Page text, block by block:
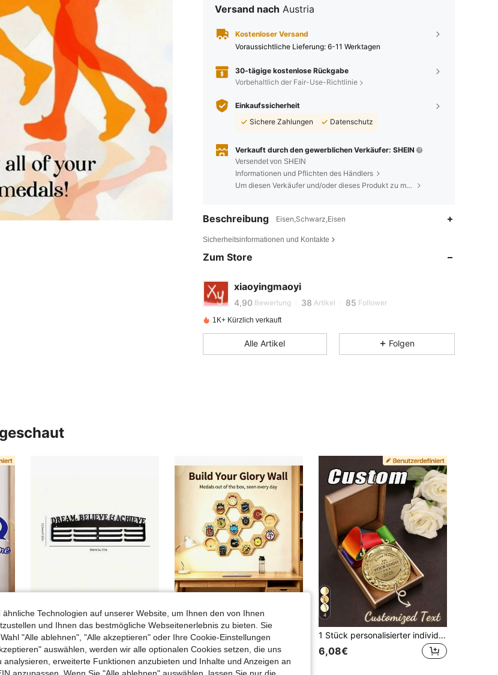
Versand nach Austria
Kostenloser Versand
Voraussichtliche Lieferung: 6-11 Werktagen
30-tägige kostenlose Rückgabe
Vorbehaltlich der Fair-Use-Richtlinie
Einkaufssicherheit
Sichere Zahlungen
Datenschutz
Verkauft durch den gewerblichen Verkäufer: SHEIN
Versendet von SHEIN
Informationen und Pflichten des Händlers
Um diesen Verkäufer und/oder dieses Produkt zu melden
Beschreibung Eisen,Schwarz,Eisen
Sicherheitsinformationen und Kontakte
Zum Store
xiaoyingmaoyi
t***kist am Durchsuchen
4,90 Bewertung 38 Artikel 85 Follower
4,90
4,90 38 85
4,90 38
4,90 38 85
1K+ Kürzlich verkauft
Alle Artikel Folgen
15-Haken Turnen Medaillen-Ausstellungsständer Metall Wandmontage Medaillenhalter und Trophäenregal Display personalisierter Sportwettbewerb Auszeichnungshalter Athleten Geburtstagsgeschenk -5% 1 Stück Medaillen Aufbewahrungsständer, Metall wandmontiert, hält bis zu 60 Medaillen, schwarz, multifunktionale Haken
8 übrig
7,90€ 8,39€
5,58€
4
1 Stück personalisierter individueller Metallanhänger, Medaille mit Weizenähren-Rand, Zinklegierung, Wettbewerbsmedaille, Sportveranstaltung Marathon Ehren-Gedenkmedaille, kann als Ermutigungsgeschenk verwendet werden (wir verwenden Lasergravur, bitte wählen Sie eine dickere Schriftart)
6,08€
Technologien auf unserer Website, um Ihnen den von Ihnen
und Ihnen das bestmögliche Webseitenerlebnis zu bieten. Sie
"Alle ablehnen", "Alle akzeptieren" oder Ihre Cookie-Einstellungen
auswählen, werden wir alle optionalen Cookies setzen, die uns
analysieren, erweiterte Funktionen anzubieten und Inhalte und Anzeigen an